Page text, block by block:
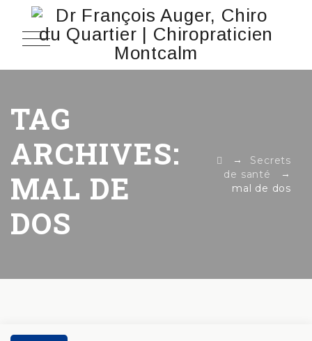
TAG
ARCHIVES:
MAL DE
DOS
→ Secrets
de santé →
mal de dos